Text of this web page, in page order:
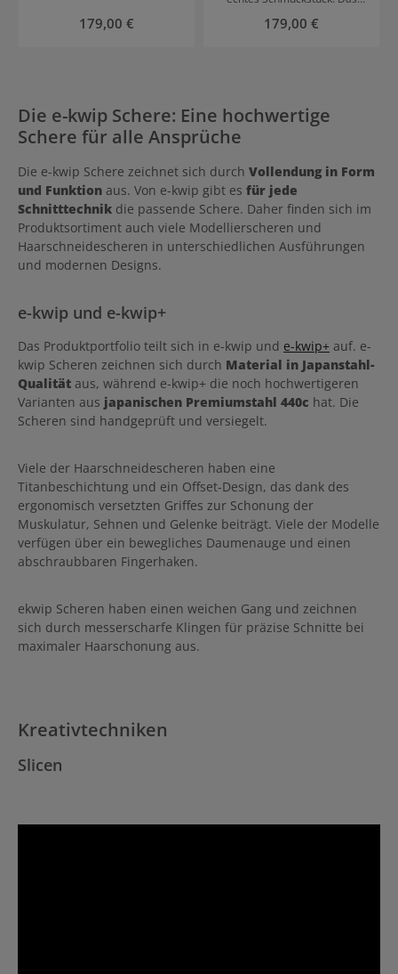
mit 40 Zähnen erhältlich
liegen angenehm in der
Hand. Sie sind aus
werden. Die Werkzeugtasche
bietet zusätzlichen Schutz für
die Scheren. Mit im Set sind 4
unterschiedlichen Größen für
verschiedene Ansprüche und
Schneidetechniken.
auch ein professionelles
Schneideblätter. Sie liegt
besonders gut in der Hand
und ermöglicht ein
kwip Kuro Rosegold
Haarschneideschere:
Techniken Die Schere ist
ideal für: Slicen Pointen
Channeling Passé Kontur
Übergänge
Regulärer Preis:
179,00 €
Muster kombiniert mit
Übergänge e-kwip Sun Flower
Modellierschere Qualität Die
Schere im Offset Design setzt
sondern auch auf
Langlebigkeit dank des Stahls
Regulärer Preis:
179,00 €
Die e-kwip Schere: Eine hochwertige
Schere für alle Ansprüche
Die e-kwip Schere zeichnet sich durch Vollendung in Form
und Funktion aus. Von e-kwip gibt es für jede
Schnitttechnik die passende Schere. Daher finden sich im
Produktsortiment auch viele Modellierscheren und
Haarschneidescheren in unterschiedlichen Ausführungen
und modernen Designs.
e-kwip und e-kwip+
Das Produktportfolio teilt sich in e-kwip und e-kwip+ auf. e-
kwip Scheren zeichnen sich durch Material in Japanstahl-
Qualität aus, während e-kwip+ die noch hochwertigeren
Varianten aus japanischen Premiumstahl 440c hat. Die
Scheren sind handgeprüft und versiegelt.
Viele der Haarschneidescheren haben eine
Titanbeschichtung und ein Offset-Design, das dank des
ergonomisch versetzten Griffes zur Schonung der
Muskulatur, Sehnen und Gelenke beiträgt. Viele der Modelle
verfügen über ein bewegliches Daumenauge und einen
abschraubbaren Fingerhaken.
ekwip Scheren haben einen weichen Gang und zeichnen
sich durch messerscharfe Klingen für präzise Schnitte bei
maximaler Haarschonung aus.
Kreativtechniken
Slicen